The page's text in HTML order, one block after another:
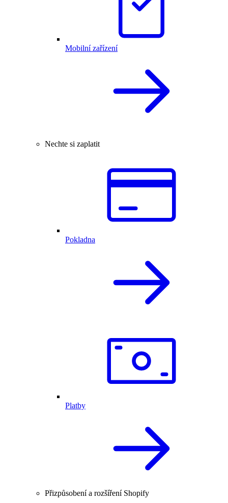
Mobilní zařízení
Nechte si zaplatit
Pokladna
Platby
Přizpůsobení a rozšíření Shopify